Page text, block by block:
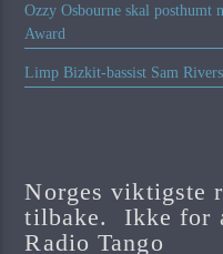
Ozzy Osbourne skal posthumt
Award
Limp Bizkit-bassist Sam
Norges viktigste
tilbake. Ikke for
Radio Tango